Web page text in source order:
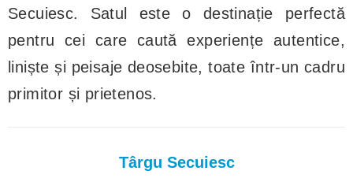
Secuiesc. Satul este o destinație perfectă
pentru cei care caută experiențe autentice,
liniște și peisaje deosebite, toate într-un cadru
primitor și prietenos.
Târgu Secuiesc